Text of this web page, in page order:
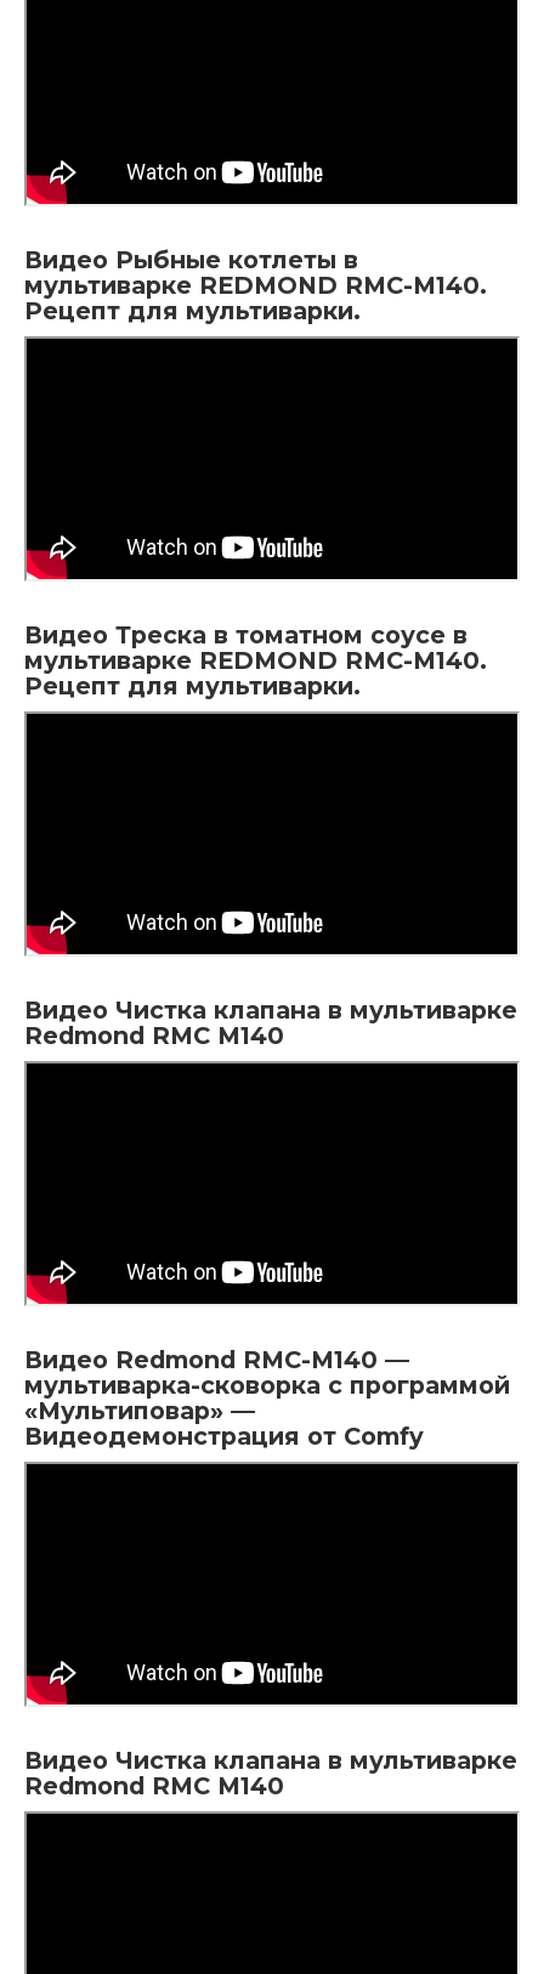
Видео Рыбные котлеты в
мультиварке REDMOND RMC-M140.
Рецепт для мультиварки.
Видео Треска в томатном соусе в
мультиварке REDMOND RMC-M140.
Рецепт для мультиварки.
Видео Чистка клапана в мультиварке
Redmond RMC M140
Видео Redmond RMC-M140 —
мультиварка-сковорка с программой
«Мультиповар» —
Видеодемонстрация от Comfy
Видео Чистка клапана в мультиварке
Redmond RMC M140